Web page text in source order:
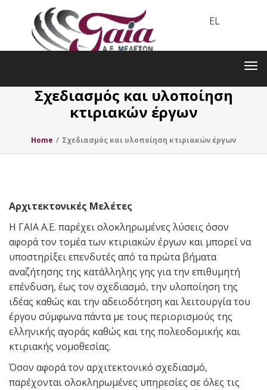
EL
Σχεδιασμός και υλοποίηση
κτιριακών έργων
Home / Σχεδιασμός και υλοποίηση κτιριακών έργων
Αρχιτεκτονικές Μελέτες
Η ΓΑΙΑ Α.Ε. παρέχει ολοκληρωμένες λύσεις όσον
αφορά τον τομέα των κτιριακών έργων και μπορεί να
υποστηρίξει επενδυτές από τα πρώτα βήματα
αναζήτησης της κατάλληλης γης για την επιθυμητή
επένδυση, έως τον σχεδιασμό, την υλοποίηση της
ιδέας καθώς και την αδειοδότηση και λειτουργία του
έργου σύμφωνα πάντα με τους περιορισμούς της
ελληνικής αγοράς καθώς και της πολεοδομικής και
κτιριακής νομοθεσίας.
Όσον αφορά τον αρχιτεκτονικό σχεδιασμό,
παρέχονται ολοκληρωμένες υπηρεσίες σε όλες τις